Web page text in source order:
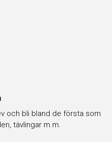
och bli bland de första som
tävlingar m.m.